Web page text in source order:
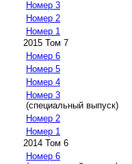
Номер 3
Номер 2
Номер 1
2015 Том 7
Номер 6
Номер 5
Номер 4
Номер 3
(специальный выпуск)
Номер 2
Номер 1
2014 Том 6
Номер 6